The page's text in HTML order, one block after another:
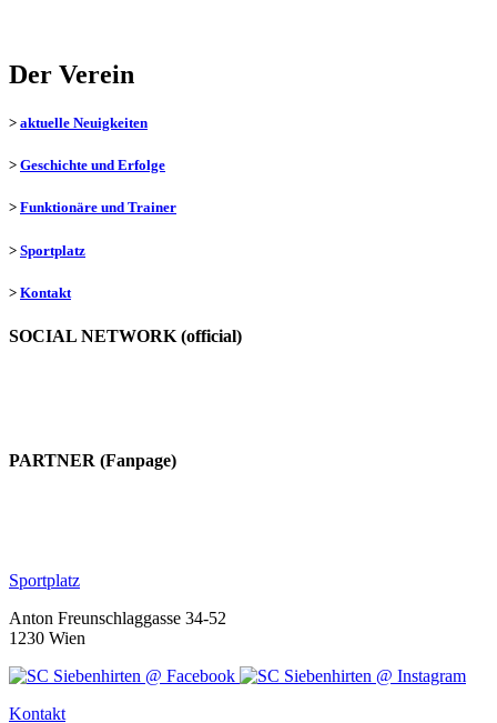
Der Verein
> aktuelle Neuigkeiten
> Geschichte und Erfolge
> Funktionäre und Trainer
> Sportplatz
> Kontakt
SOCIAL NETWORK (official)
PARTNER (Fanpage)
Sportplatz
Anton Freunschlaggasse 34-52
1230 Wien
Kontakt